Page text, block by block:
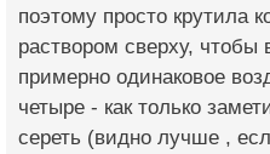
поэтому просто крутила
раствором сверху,
примерно одинаковое
четыре - как только
сереть (видно лучше ,